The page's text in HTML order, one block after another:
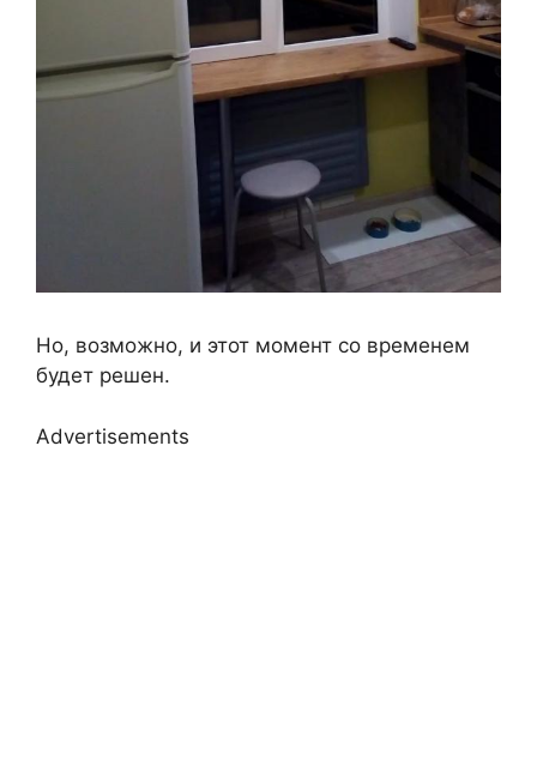
Но, возможно, и этот момент со временем
будет решен.
Advertisements